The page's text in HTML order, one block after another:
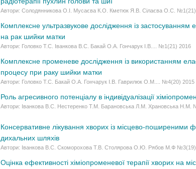
Автори: Солодянникова О.І. Мусаєва К.О. Кметюк Я.В. Сілаєва О.С.
Комплексне ультразвукове дослідження із
на рак шийки матки
Автори: Головко Т.С. Іванкова В.С. Бакай О.А. Гончарук І.В.... №1(21) 2016
Комплексне променеве дослідження із використанням
процесу при раку шийки матки
Автори: Головко Т.С. Бакай О.А. Гончарук І.В. Гаврилюк О.М.... №4(20) 2015
Роль агресивного потенціалу в індивідуалізації
Автори: Іванкова В.С. Нестеренко Т.М. Барановська Л.М. Храновська Н.М.
Консервативне лікування хворих із місцево-поширеними
дихальних шляхів
Автори: Іванкова В.С. Скоморохова Т.В. Столярова О.Ю. Рябов М.Ф
Оцінка ефективності хіміопроменевої терапії хворих на